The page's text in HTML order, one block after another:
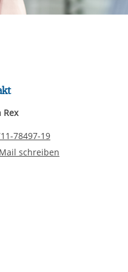
starten/stoppen
Rex
78497-19
schreiben